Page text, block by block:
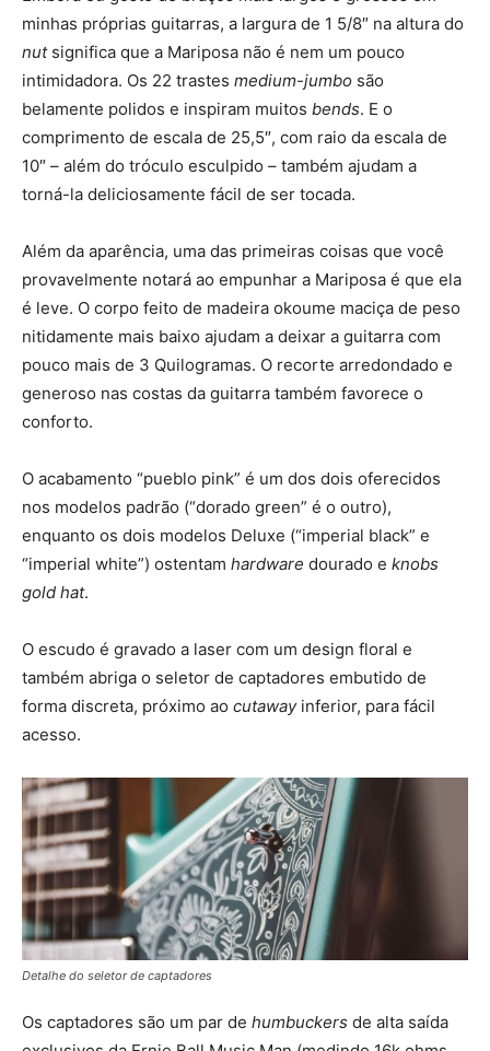
minhas próprias guitarras, a largura de 1 5/8″ na altura do
nut significa que a Mariposa não é nem um pouco
intimidadora. Os 22 trastes medium-jumbo são
belamente polidos e inspiram muitos bends. E o
comprimento de escala de 25,5″, com raio da escala de
10″ – além do tróculo esculpido – também ajudam a
torná-la deliciosamente fácil de ser tocada.
Além da aparência, uma das primeiras coisas que você
provavelmente notará ao empunhar a Mariposa é que ela
é leve. O corpo feito de madeira okoume maciça de peso
nitidamente mais baixo ajudam a deixar a guitarra com
pouco mais de 3 Quilogramas. O recorte arredondado e
generoso nas costas da guitarra também favorece o
conforto.
O acabamento “pueblo pink” é um dos dois oferecidos
nos modelos padrão (“dorado green” é o outro),
enquanto os dois modelos Deluxe (“imperial black” e
“imperial white”) ostentam hardware dourado e knobs
gold hat.
O escudo é gravado a laser com um design floral e
também abriga o seletor de captadores embutido de
forma discreta, próximo ao cutaway inferior, para fácil
acesso.
Detalhe do seletor de captadores
Os captadores são um par de humbuckers de alta saída